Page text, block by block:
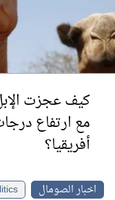
كيف عجزت
مع ارتفاع
أفريقيا؟
اخبار الصومال